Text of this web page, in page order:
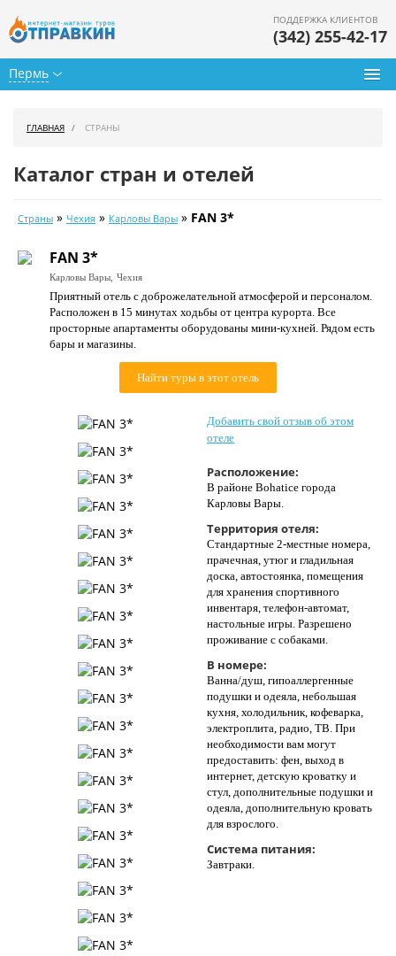
Пермь
ПОДДЕРЖКА КЛИЕНТОВ
(342) 255-42-17
Календарь туров
Цены дня
Страны
Как купить
ГЛАВНАЯ СТРАНЫ
Каталог стран и отелей
Страны » Чехия » Карловы Вары » FAN 3*
FAN 3*
Карловы Вары, Чехия
Приятный отель с доброжелательной атмосферой и персоналом.
Расположен в 15 минутах ходьбы от центра курорта. Все
просторные апартаменты оборудованы мини-кухней. Рядом есть
бары и магазины.
Найти туры в этот отель
Добавить свой отзыв об этом
отеле
Расположение:
В районе Bohatice города
Карловы Вары.
Территория отеля:
Стандартные 2-местные номера,
прачечная, утюг и гладильная
доска, автостоянка, помещения
для хранения спортивного
инвентаря, телефон-автомат,
настольные игры. Разрешено
проживание с собаками.
В номере:
Ванна/душ, гипоаллергенные
подушки и одеяла, небольшая
кухня, холодильник, кофеварка,
электроплита, радио, ТВ. При
необходимости вам могут
предоставить: фен, выход в
интернет, детскую кроватку и
стул, дополнительные подушки и
одеяла, дополнительную кровать
для взрослого.
Система питания:
Завтраки.